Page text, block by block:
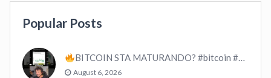
Popular Posts
BITCOIN STA MATURANDO? #bitcoin #crypto #trading
August 6, 2026